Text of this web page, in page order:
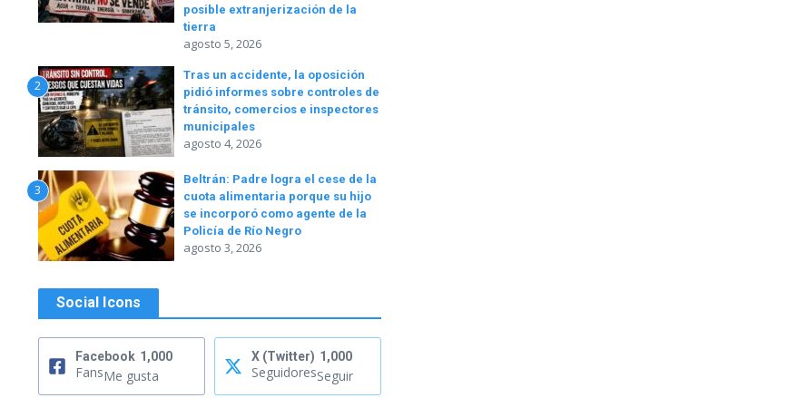
posible extranjerización de la
tierra
agosto 5, 2026
2
Tras un accidente, la oposición
pidió informes sobre controles de
tránsito, comercios e inspectores
municipales
agosto 4, 2026
3
Beltrán: Padre logra el cese de la
cuota alimentaria porque su hijo
se incorporó como agente de la
Policía de Río Negro
agosto 3, 2026
Social Icons
Facebook 1,000
FansMe gusta
X (Twitter) 1,000
SeguidoresSeguir